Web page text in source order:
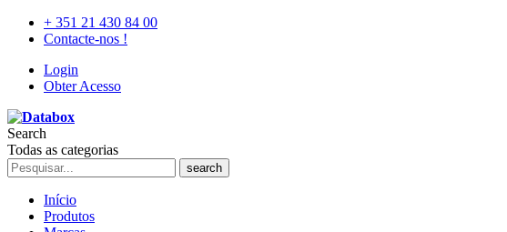
+ 351 21 430 84 00
Contacte-nos !
Login
Obter Acesso
Search
Todas as categorias
search
Início
Produtos